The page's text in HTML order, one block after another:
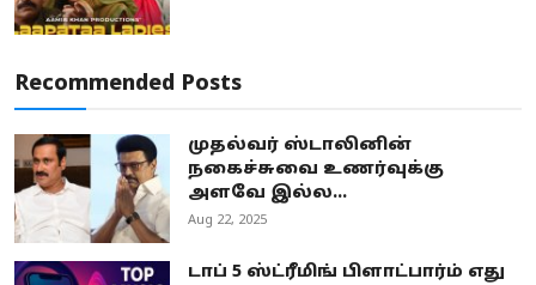
Recommended Posts
முதல்வர் ஸ்டாலினின்
நகைச்சுவை உணர்வுக்கு
அளவே இல்ல...
Aug 22, 2025
டாப் 5 ஸ்ட்ரீமிங் பிளாட்பார்ம் எது